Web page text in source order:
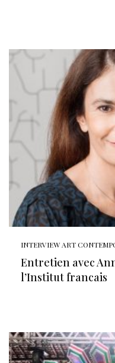
INTERVIEW ART
Entretien avec
l’Institut francais